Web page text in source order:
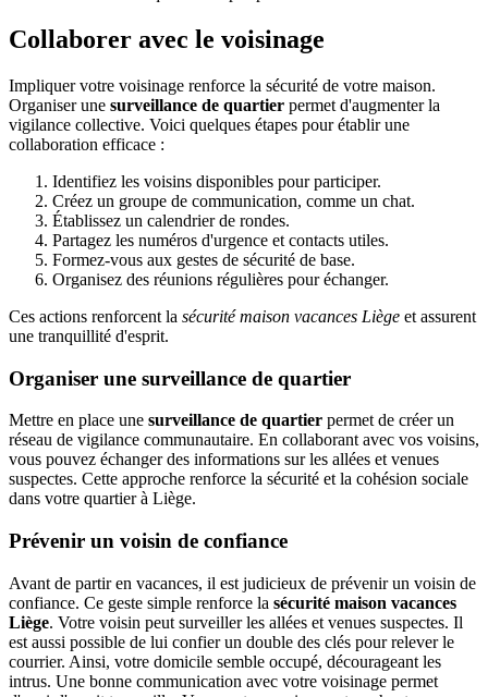
Collaborer avec le voisinage
Impliquer votre voisinage renforce la sécurité de votre maison.
Organiser une surveillance de quartier permet d'augmenter la
vigilance collective. Voici quelques étapes pour établir une
collaboration efficace :
Identifiez les voisins disponibles pour participer.
Créez un groupe de communication, comme un chat.
Établissez un calendrier de rondes.
Partagez les numéros d'urgence et contacts utiles.
Formez-vous aux gestes de sécurité de base.
Organisez des réunions régulières pour échanger.
Ces actions renforcent la sécurité maison vacances Liège et assurent
une tranquillité d'esprit.
Organiser une surveillance de quartier
Mettre en place une surveillance de quartier permet de créer un
réseau de vigilance communautaire. En collaborant avec vos voisins,
vous pouvez échanger des informations sur les allées et venues
suspectes. Cette approche renforce la sécurité et la cohésion sociale
dans votre quartier à Liège.
Prévenir un voisin de confiance
Avant de partir en vacances, il est judicieux de prévenir un voisin de
confiance. Ce geste simple renforce la sécurité maison vacances
Liège. Votre voisin peut surveiller les allées et venues suspectes. Il
est aussi possible de lui confier un double des clés pour relever le
courrier. Ainsi, votre domicile semble occupé, décourageant les
intrus. Une bonne communication avec votre voisinage permet